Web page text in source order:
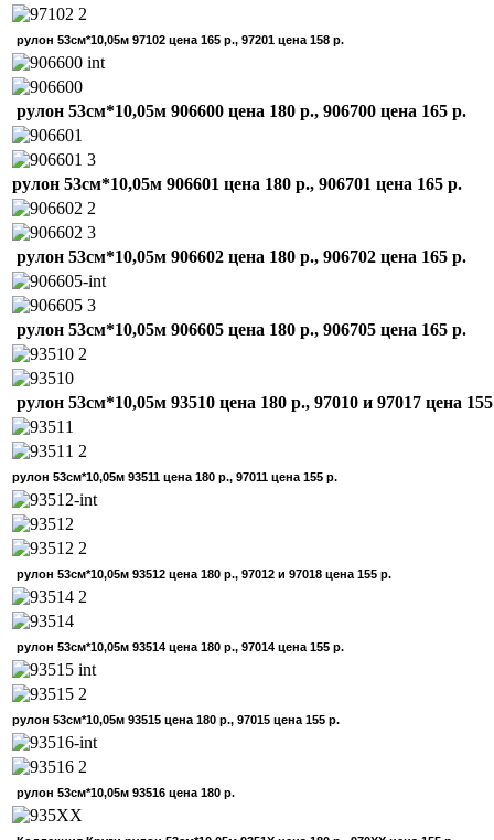
рулон 53см*10,05м 97102 цена 165 р., 97201 цена 158 р.
рулон 53см*10,05м 906600 цена 180 р., 906700 цена 165 р.
рулон 53см*10,05м 906601 цена 180 р., 906701 цена 165 р.
рулон 53см*10,05м 906602 цена 180 р., 906702 цена 165 р.
рулон 53см*10,05м 906605 цена 180 р., 906705 цена 165 р.
рулон 53см*10,05м 93510 цена 180 р., 97010 и 97017 цена
рулон 53см*10,05м 93511 цена 180 р., 97011 цена 155 р.
рулон 53см*10,05м 93512 цена 180 р., 97012 и 97018 цена 155 р.
рулон 53см*10,05м 93514 цена 180 р., 97014 цена 155 р.
рулон 53см*10,05м 93515 цена 180 р., 97015 цена 155 р.
рулон 53см*10,05м 93516 цена 180 р.